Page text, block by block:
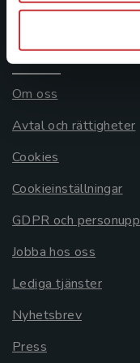
Systemkrav
Allmänna
Om oss
Avtal och rättigheter
Cookies
Cookieinställningar
GDPR och
Jobba hos oss
Lediga tjänster
Nyhetsbrev
Press